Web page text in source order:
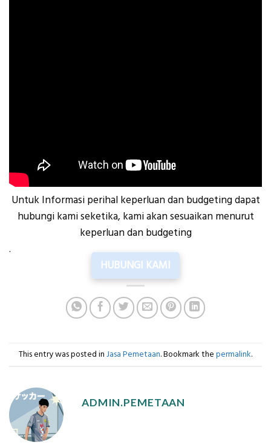
Untuk Informasi perihal keperluan dan budgeting dapat
hubungi kami seketika, kami akan sesuaikan menurut
keperluan dan budgeting
.
HUBUNGI KAMI
This entry was posted in Jasa Pemetaan. Bookmark the permalink.
ADMIN.PEMETAAN